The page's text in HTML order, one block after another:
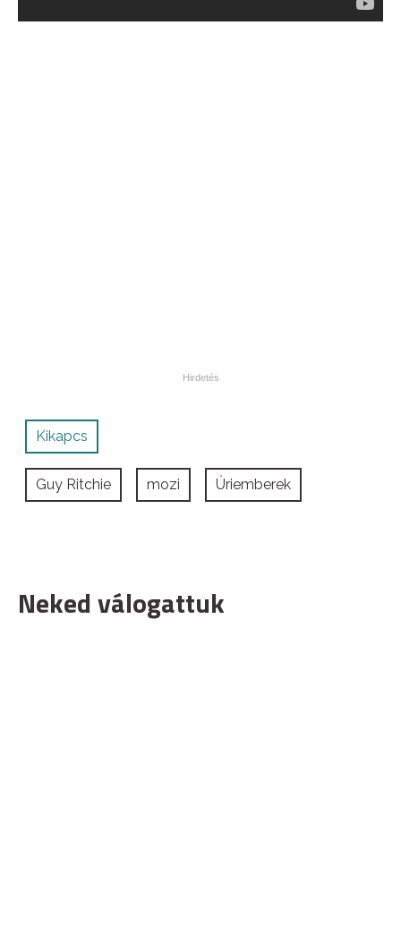
Kikapcs
Guy Ritchie mozi Úriemberek
Neked válogattuk